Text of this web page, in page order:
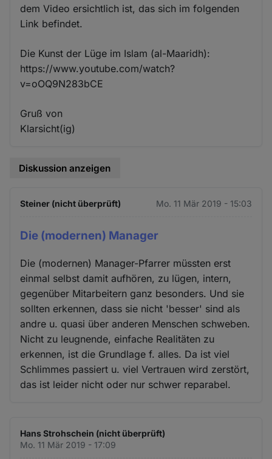
dem Video ersichtlich ist, das sich im folgenden
Link befindet.
Die Kunst der Lüge im Islam (al-Maaridh):
https://www.youtube.com/watch?
v=oOQ9N283bCE
Gruß von
Klarsicht(ig)
Diskussion anzeigen
Steiner (nicht überprüft) Mo. 11 Mär 2019 - 15:03
Die (modernen) Manager
Die (modernen) Manager-Pfarrer müssten erst
einmal selbst damit aufhören, zu lügen, intern,
gegenüber Mitarbeitern ganz besonders. Und sie
sollten erkennen, dass sie nicht 'besser' sind als
andre u. quasi über anderen Menschen schweben.
Nicht zu leugnende, einfache Realitäten zu
erkennen, ist die Grundlage f. alles. Da ist viel
Schlimmes passiert u. viel Vertrauen wird zerstört,
das ist leider nicht oder nur schwer reparabel.
Hans Strohschein (nicht überprüft)
Mo. 11 Mär 2019 - 17:09